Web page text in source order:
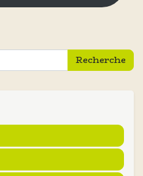
articles